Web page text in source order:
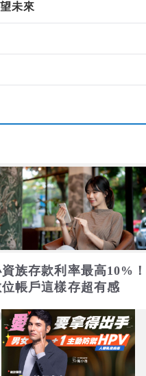
未來
族存款利率最高10%！
帳戶這樣存超有感